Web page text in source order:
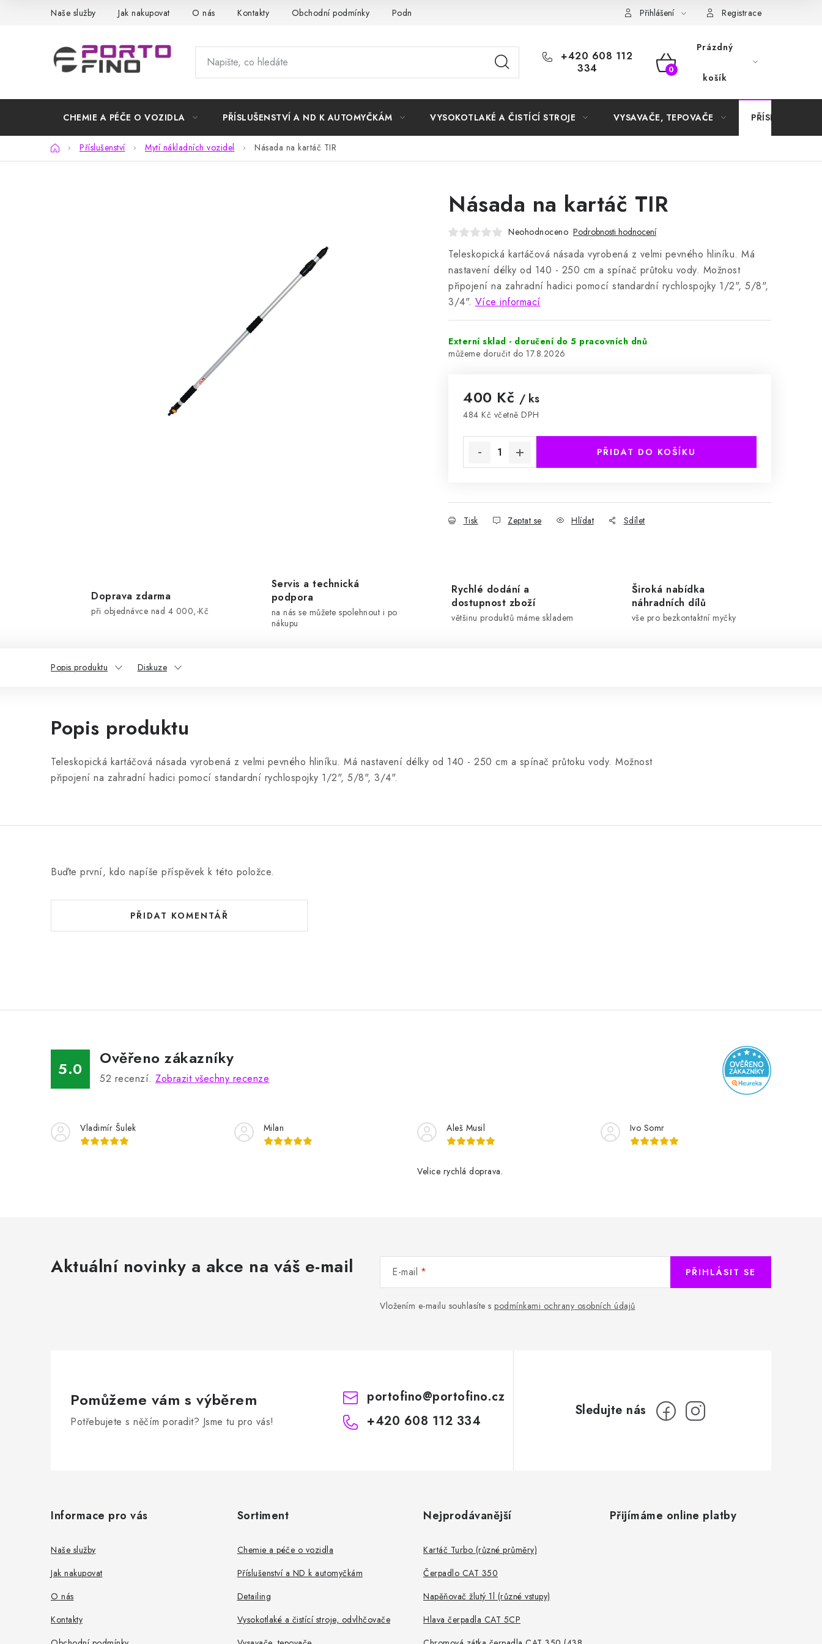
Naše služby Jak nakupovat O nás Kontakty Obchodní podmínky Podmínky ochrany osobních údajů Samoobslužné platební terminály
Přihlášení Registrace
+420 608 112
334
NÁKUPNÍ
Prázdný
košík
CHEMIE A PÉČE O VOZIDLA PŘÍSLUŠENSTVÍ A ND K AUTOMYČKÁM VYSOKOTLAKÉ A ČISTÍCÍ STROJE VYSAVAČE, TEPOVAČE PŘÍSLUŠENSTVÍ
DomůPříslušenství Mytí nákladních vozidel Násada na kartáč TIR
Násada na kartáč TIR
Neohodnoceno Podrobnosti hodnocení
Teleskopická kartáčová násada vyrobená z velmi pevného hliníku. Má
nastavení délky od 140 - 250 cm a spínač průtoku vody. Možnost
připojení na zahradní hadici pomocí standardní rychlospojky 1/2", 5/8",
3/4". Více informací
Externí sklad - doručení do 5 pracovních dnů
17.8.2026
400 Kč / ks
484 Kč včetně DPH
PŘIDAT DO KOŠÍKU
Tisk Zeptat se Hlídat Sdílet
Doprava zdarma
při objednávce nad 4 000,-Kč
Servis a technická
podpora
na nás se můžete spolehnout i po
nákupu
Rychlé dodání a
dostupnost zboží
většinu produktů máme skladem
Široká nabídka
náhradních dílů
vše pro bezkontaktní myčky
Popis produktu Diskuze
Popis produktu
Teleskopická kartáčová násada vyrobená z velmi pevného hliníku. Má nastavení délky od 140 - 250 cm a spínač průtoku vody. Možnost
připojení na zahradní hadici pomocí standardní rychlospojky 1/2", 5/8", 3/4".
Buďte první, kdo napíše příspěvek k této položce.
PŘIDAT KOMENTÁŘ
5.0
Ověřeno zákazníky
52 recenzí. Zobrazit všechny recenze
Vladimír Šulek Milan Aleš Musil
Velice rychlá doprava.
Ivo Somr
Aktuální novinky a akce na váš e-mail E-mail
Vložením e-mailu souhlasíte s podmínkami ochrany osobních údajů
PŘIHLÁSIT SE
Pomůžeme vám s výběrem
Potřebujete s něčím poradit? Jsme tu pro vás!
portofino@portofino.cz
+420 608 112 334
Informace pro vás
Naše služby
Jak nakupovat
O nás
Kontakty
Sortiment
Chemie a péče o vozidla
Příslušenství a ND k automyčkám
Detailing
Vysokotlaké a čistící stroje, odvlhčovače
Nejprodávanější
Kartáč Turbo (různé průměry)
Čerpadlo CAT 350
Napěňovač žlutý 1l (různé vstupy)
Hlava čerpadla CAT 5CP
Přijímáme online platby